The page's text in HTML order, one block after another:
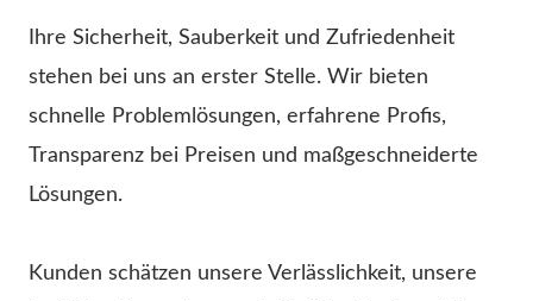
Ihre Sicherheit, Sauberkeit und Zufriedenheit
stehen bei uns an erster Stelle. Wir bieten
schnelle Problemlösungen, erfahrene Profis,
Transparenz bei Preisen und maßgeschneiderte
Lösungen.
Kunden schätzen unsere Verlässlichkeit, unsere